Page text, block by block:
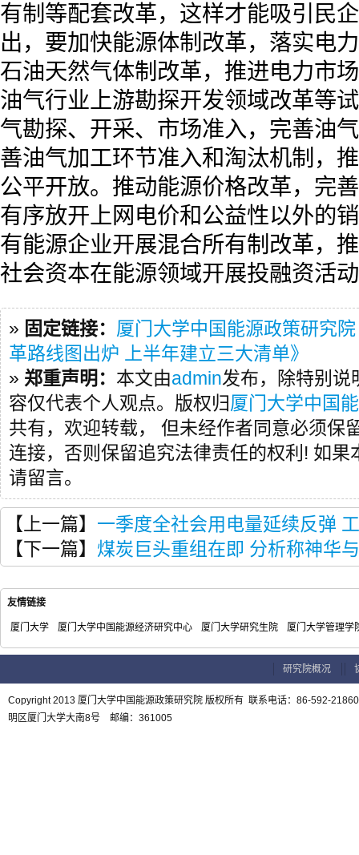
有制等配套改革，这样才能吸引民
出，要加快能源体制改革，落实电
石油天然气体制改革，推进电力市
油气行业上游勘探开发领域改革等
气勘探、开采、市场准入，完善油
善油气加工环节准入和淘汰机制，
公平开放。推动能源价格改革，完
有序放开上网电价和公益性以外的
有能源企业开展混合所有制改革，
社会资本在能源领域开展投融资活
» 固定链接： 厦门大学中国能源政策研究院
革路线图出炉 上半年建立三大清单》
» 郑重声明： 本文由admin发布，除特别说
容仅代表个人观点。版权归厦门大学中国
共有，欢迎转载， 但未经作者同意必须保
连接，否则保留追究法律责任的权利! 如果
请留言。
【上一篇】 一季度全社会用电量延续反弹
【下一篇】 煤炭巨头重组在即 分析称神华
友情链接
厦门大学 厦门大学中国能源经济研究中心 厦门大学研究生院 厦门大学管理学
研究院概况
Copyright 2013 厦门大学中国能源政策研究院 版权所有 联系电话：86-592-
明区厦门大学大南8号 邮编：361005